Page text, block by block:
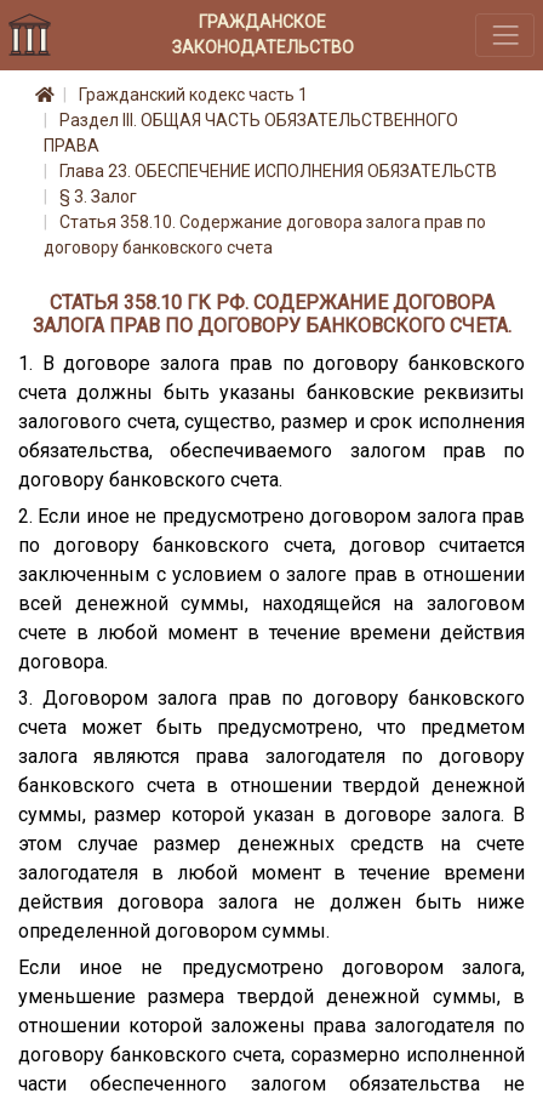
ГРАЖДАНСКОЕ
ЗАКОНОДАТЕЛЬСТВО
Гражданский кодекс часть 1
Раздел III. ОБЩАЯ ЧАСТЬ ОБЯЗАТЕЛЬСТВЕННОГО
ПРАВА
Глава 23. ОБЕСПЕЧЕНИЕ ИСПОЛНЕНИЯ ОБЯЗАТЕЛЬСТВ
§ 3. Залог
Статья 358.10. Содержание договора залога прав по
договору банковского счета
СТАТЬЯ 358.10 ГК РФ. СОДЕРЖАНИЕ ДОГОВОРА
ЗАЛОГА ПРАВ ПО ДОГОВОРУ БАНКОВСКОГО СЧЕТА.
1. В договоре залога прав по договору банковского
счета должны быть указаны банковские реквизиты
залогового счета, существо, размер и срок исполнения
обязательства, обеспечиваемого залогом прав по
договору банковского счета.
2. Если иное не предусмотрено договором залога прав
по договору банковского счета, договор считается
заключенным с условием о залоге прав в отношении
всей денежной суммы, находящейся на залоговом
счете в любой момент в течение времени действия
договора.
3. Договором залога прав по договору банковского
счета может быть предусмотрено, что предметом
залога являются права залогодателя по договору
банковского счета в отношении твердой денежной
суммы, размер которой указан в договоре залога. В
этом случае размер денежных средств на счете
залогодателя в любой момент в течение времени
действия договора залога не должен быть ниже
определенной договором суммы.
Если иное не предусмотрено договором залога,
уменьшение размера твердой денежной суммы, в
отношении которой заложены права залогодателя по
договору банковского счета, соразмерно исполненной
части обеспеченного залогом обязательства не